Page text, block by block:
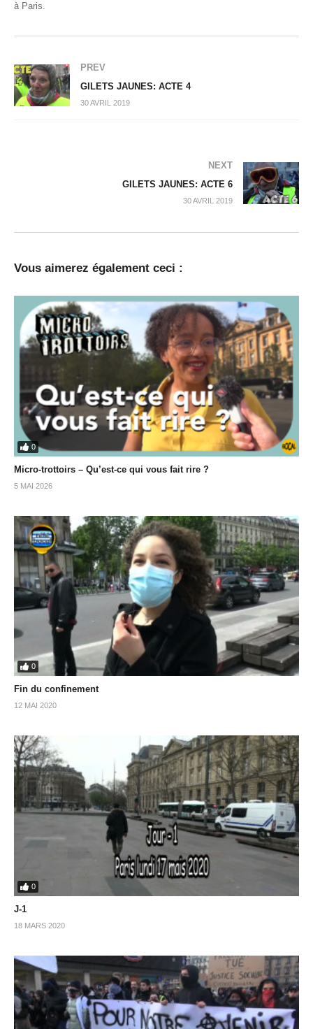
à Paris.
PREV
GILETS JAUNES: ACTE 4
30 AVRIL 2019
NEXT
GILETS JAUNES: ACTE 6
30 AVRIL 2019
Vous aimerez également ceci :
0
Micro-trottoirs – Qu’est-ce qui vous fait rire ?
5 MAI 2026
0
Fin du confinement
12 MAI 2020
0
J-1
18 MARS 2020